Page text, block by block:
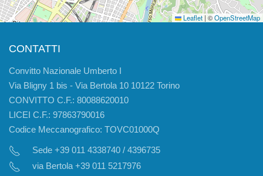
Leaflet | ©OpenStreetMap
CONTATTI
Convitto Nazionale Umberto I
Via Bligny 1 bis - Via Bertola 10 10122 Torino
CONVITTO C.F.: 80088620010
LICEI C.F.: 97863790016
Codice Meccanografico: TOVC01000Q
Sede +39 011 4338740 / 4396735
via Bertola +39 011 5217976